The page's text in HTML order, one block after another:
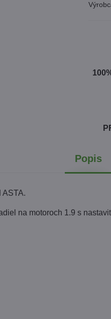
Popis
ASTA.
na motoroch 1.9 s